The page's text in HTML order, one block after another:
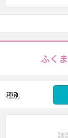
ふく
種別
該